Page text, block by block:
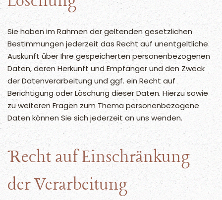
Sie haben im Rahmen der geltenden gesetzlichen
Bestimmungen jederzeit das Recht auf unentgeltliche
Auskunft über Ihre gespeicherten personenbezogenen
Daten, deren Herkunft und Empfänger und den Zweck
der Datenverarbeitung und ggf. ein Recht auf
Berichtigung oder Löschung dieser Daten. Hierzu sowie
zu weiteren Fragen zum Thema personenbezogene
Daten können Sie sich jederzeit an uns wenden.
Recht auf Einschränkung
der Verarbeitung